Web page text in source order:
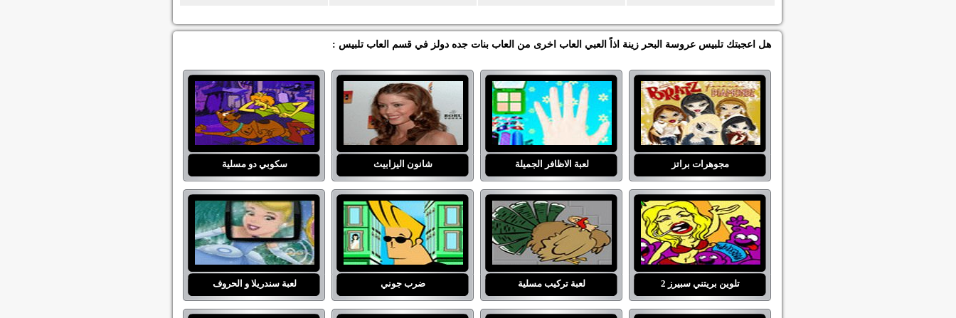
هل اعجبتك تلبيس عروسة البحر زينة اذاً العبي العاب اخرى من العاب بنات جده دولز في قسم العاب تلبيس :
مجوهرات براتز لعبة الاظافر الجميلة شانون اليزابيث سكوبي دو مسلية
تلوين بريتني سبيرز 2 لعبة تركيب مسلية ضرب جوني لعبة سندريلا و الحروف